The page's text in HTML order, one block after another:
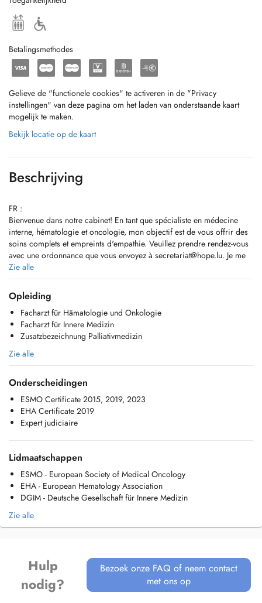
Betalingsmethodes
Gelieve de "functionele cookies" te activeren in de "Privacy
instellingen" van deze pagina om het laden van onderstaande kaart
mogelijk te maken.
Bekijk locatie op de kaart
Beschrijving
FR :
Bienvenue dans notre cabinet! En tant que spécialiste en médecine
interne, hématologie et oncologie, mon objectif est de vous offrir des
soins complets et empreints d'empathie. Veuillez prendre rendez-vous
avec une ordonnance que vous envoyez à secretariat@hope.lu. Je me
réjouis de faire votre connaissance.
EN :
Welcome to our practice! As a specialist in internal medicine,
hematology, and oncology, my goal is to provide you with
comprehensive and compassionate care. Please schedule an
appointment with a referral you sentd to
forward to meeting you.
Herzlich willkommen in unserer Praxis! Als Facharzt für Innere
Medizin, Hämatologie und Onkologie ist es mein Ziel, Ihnen eine
umfassende und einfühlsame Betreuung zu bieten. Bitte vereinbaren
Sie einen Termin mit Überweisung welchen Sie an
senden. ich freue mich darauf, Sie persönlich kennenzulernen.
Zie alle
Opleiding
Facharzt für Hämatologie und Onkologie
Facharzt für Innere Medizin
Zusatzbezeichnung Palliativmedizin
Zie alle
Onderscheidingen
ESMO Certificate 2015, 2019, 2023
EHA Certificate 2019
Expert judiciaire
Lidmaatschappen
ESMO - European Society of Medical Oncology
EHA - European Hematology Association
DGIM - Deutsche Gesellschaft für Innere Medizin
Zie alle
Hulp
nodig?
Bezoek onze FAQ of neem contact
met ons op